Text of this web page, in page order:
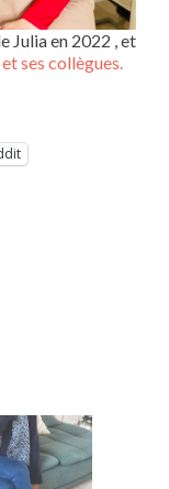
Julia en 2022 , et
ses collègues.